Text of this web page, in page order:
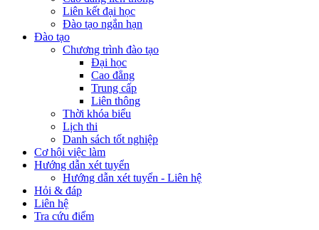
Liên kết đại học
Đào tạo ngắn hạn
Đào tạo
Chương trình đào tạo
Đại học
Cao đẳng
Trung cấp
Liên thông
Thời khóa biểu
Lịch thi
Danh sách tốt nghiệp
Cơ hội việc làm
Hướng dẫn xét tuyển
Hướng dẫn xét tuyển - Liên hệ
Hỏi & đáp
Liên hệ
Tra cứu điểm